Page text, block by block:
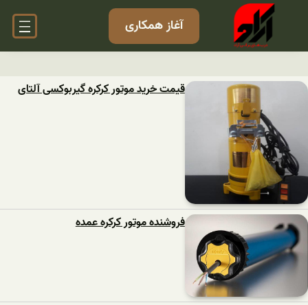
آغاز همکاری
قیمت خرید موتور کرکره گیربوکسی آلتای
فروشنده موتور کرکره عمده